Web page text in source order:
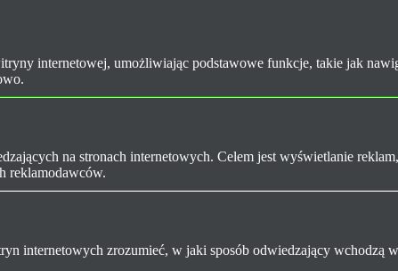
internetowej, umożliwiając podstawowe funkcje, takie jak
na stronach internetowych. Celem jest wyświetlanie
reklamodawców.
internetowych zrozumieć, w jaki sposób odwiedzający wchodzą